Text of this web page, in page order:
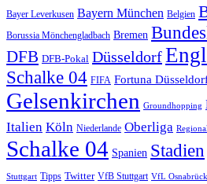
Bayer Leverkusen Bayern München Belgien
Borussia Mönchengladbach Bremen
DFB DFB-Pokal Düsseldorf
Schalke 04 FIFA Fortuna
Gelsenkirchen Groundhopping
Italien Köln Niederlande Oberliga
Schalke 04 Spanien Stadien
Stuttgart Tipps Twitter VfB Stuttgart VfL Osnabrück